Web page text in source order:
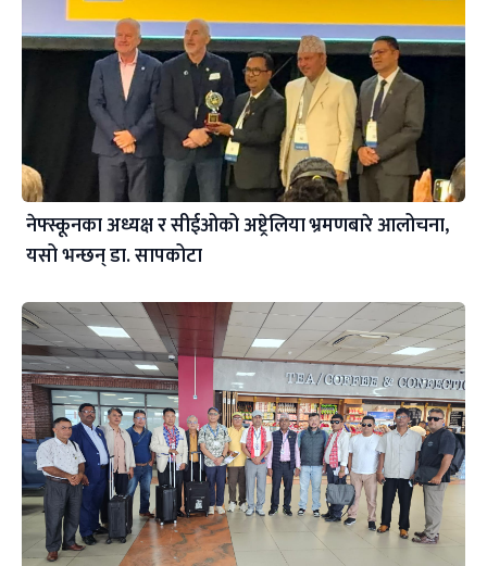
नेफ्स्कूनका अध्यक्ष र सीईओको अष्ट्रेलिया भ्रमणबारे आलोचना,
यसो भन्छन् डा‍. सापकोटा